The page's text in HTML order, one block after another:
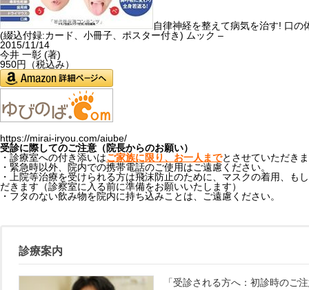
自律神経を整えて病気を治す! 口の
(綴込付録:カード、小冊子、ポスター付き) ムック –
2015/11/14
今井 一彰 (著)
950円（税込み）
https://mirai-iryou.com/aiube/
受診に際してのご注意（院長からのお願い）
・診療室への付き添いはご家族に限り、お一人までとさせていただき
・緊急時以外、院内での携帯電話のご使用はご遠慮ください。
・上院等治療を受けられる方は飛沫防止のために、マスクの着用、
だきます（診察室に入る前に準備をお願いいたします）
・フタのない飲み物を院内に持ち込みことは、ご遠慮ください。
診療案内
「受診される方へ：初診時のご